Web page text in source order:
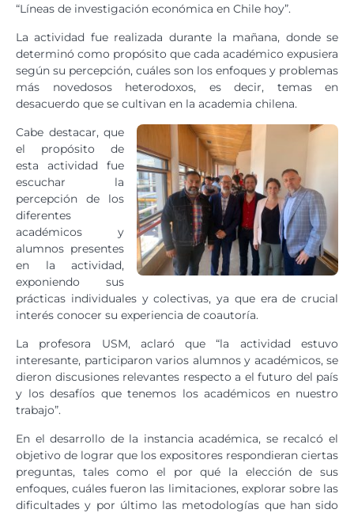
“Líneas de investigación económica en Chile hoy”.
La actividad fue realizada durante la mañana, donde se
determinó como propósito que cada académico expusiera
según su percepción, cuáles son los enfoques y problemas
más novedosos heterodoxos, es decir, temas en
desacuerdo que se cultivan en la academia chilena.
Cabe destacar, que
el propósito de
esta actividad fue
escuchar la
percepción de los
diferentes
académicos y
alumnos presentes
en la actividad,
exponiendo sus
prácticas individuales y colectivas, ya que era de crucial
interés conocer su experiencia de coautoría.
La profesora USM, aclaró que “la actividad estuvo
interesante, participaron varios alumnos y académicos, se
dieron discusiones relevantes respecto a el futuro del país
y los desafíos que tenemos los académicos en nuestro
trabajo”.
En el desarrollo de la instancia académica, se recalcó el
objetivo de lograr que los expositores respondieran ciertas
preguntas, tales como el por qué la elección de sus
enfoques, cuáles fueron las limitaciones, explorar sobre las
dificultades y por último las metodologías que han sido